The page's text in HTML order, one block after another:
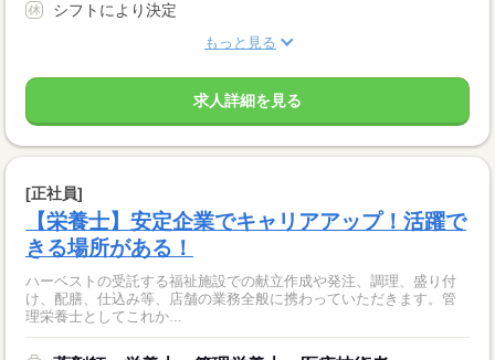
シフトにより決定
もっと見る
求人詳細を見る
[正社員]
【栄養士】安定企業でキャリアアップ！活躍で
きる場所がある！
ハーベストの受託する福祉施設での献立作成や発注、調理、盛り付
け、配膳、仕込み等、店舗の業務全般に携わっていただきます。管
理栄養士としてこれか...